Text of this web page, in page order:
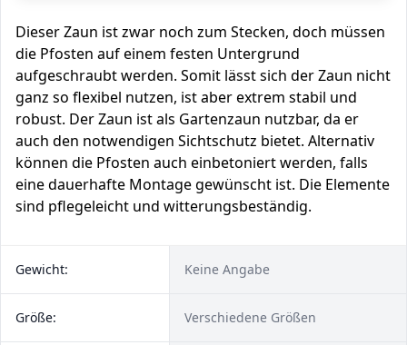
Dieser Zaun ist zwar noch zum Stecken, doch müssen
die Pfosten auf einem festen Untergrund
aufgeschraubt werden. Somit lässt sich der Zaun nicht
ganz so flexibel nutzen, ist aber extrem stabil und
robust. Der Zaun ist als Gartenzaun nutzbar, da er
auch den notwendigen Sichtschutz bietet. Alternativ
können die Pfosten auch einbetoniert werden, falls
eine dauerhafte Montage gewünscht ist. Die Elemente
sind pflegeleicht und witterungsbeständig.
Gewicht: Keine Angabe
Größe: Verschiedene Größen